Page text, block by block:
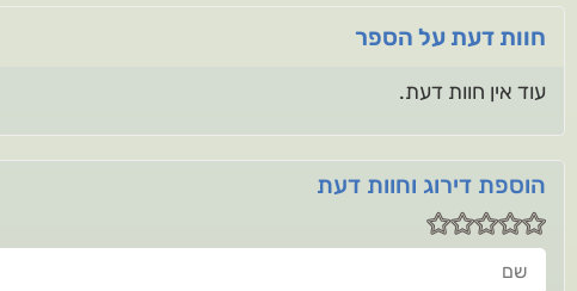
חוות דעת על הספר
עוד אין חוות דעת.
הוספת דירוג וחוות דעת
שם